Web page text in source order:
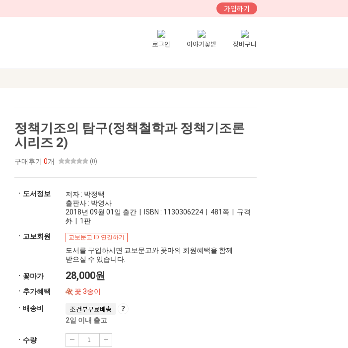
가입하기
로그인 이야기꽃밭 장바구니
정책기조의 탐구(정책철학과 정책기조론
시리즈 2)
구매후기 0개 (0)
ㆍ도서정보
저자 : 박정택
출판사 : 박영사
2018년 09월 01일 출간 | ISBN : 1130306224 | 481쪽 | 규격
外 | 1판
ㆍ교보회원
교보문고 ID 연결하기
도서를 구입하시면 교보문고와 꽃마의 회원혜택을 함께
받으실 수 있습니다.
ㆍ꽃마가 28,000원
ㆍ추가혜택 꽃 3송이
ㆍ배송비 조건부무료배송
2일 이내 출고
ㆍ수량